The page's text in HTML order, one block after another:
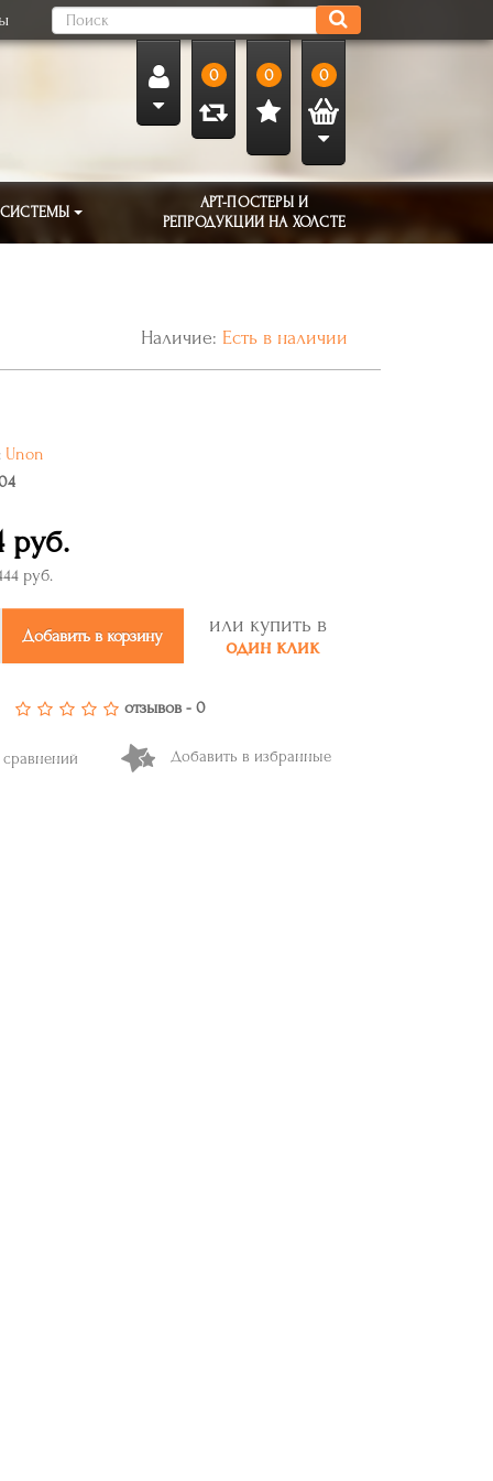
0 0 0
АРТ-ПОСТЕРЫ И
РЕПРОДУКЦИИ НА ХОЛСТЕ
Наличие: Есть в наличии
Unon
руб.
руб.
Добавить в корзину
или купить в
один клик
отзывов - 0
Добавить в избранные